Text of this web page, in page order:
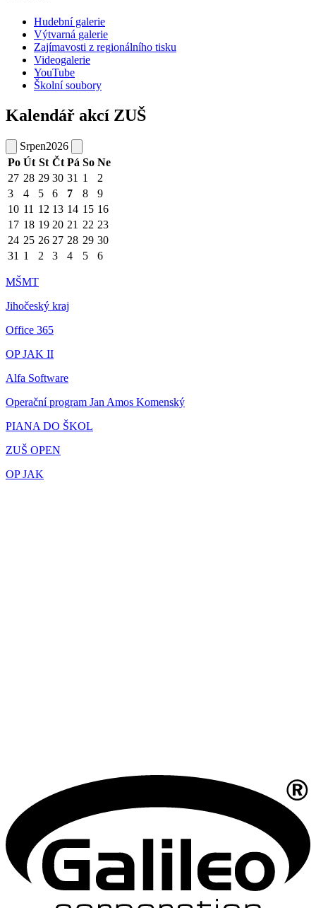
Hudební galerie
Výtvarná galerie
Zajímavosti z regionálního tisku
Videogalerie
YouTube
Školní soubory
Kalendář akcí ZUŠ
Srpen2026
Po Út St Čt Pá So Ne
27 28 29 30 31 1
2
3
4 5 6 7 8
9
10 11 12 13 14 15 16
17 18 19 20 21 22 23
24 25 26 27 28 29 30
31 1 2 3 4 5 6
MŠMT
Jihočeský kraj
Office 365
OP JAK II
Alfa Software
Operační program Jan Amos Komenský
PIANA DO ŠKOL
ZUŠ OPEN
OP JAK